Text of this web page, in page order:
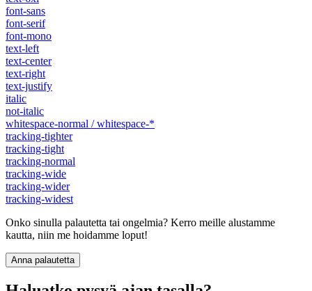
font-sans
font-serif
font-mono
text-left
text-center
text-right
text-justify
italic
not-italic
whitespace-normal / whitespace-*
tracking-tighter
tracking-tight
tracking-normal
tracking-wide
tracking-wider
tracking-widest
Onko sinulla palautetta tai ongelmia? Kerro meille alustamme
kautta, niin me hoidamme loput!
Anna palautetta